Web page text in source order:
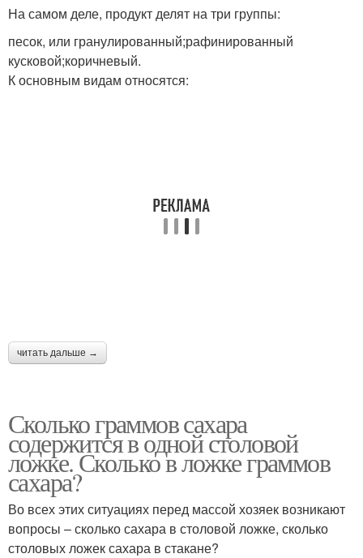
На самом деле, продукт делят на три группы:
песок, или гранулированный;рафинированный
кусковой;коричневый.
К основным видам относятся:
читать дальше →
Сколько граммов сахара
содержится в одной столовой
ложке. Сколько в ложке граммов
сахара?
Во всех этих ситуациях перед массой хозяек возникают
вопросы – сколько сахара в столовой ложке, сколько
столовых ложек сахара в стакане?